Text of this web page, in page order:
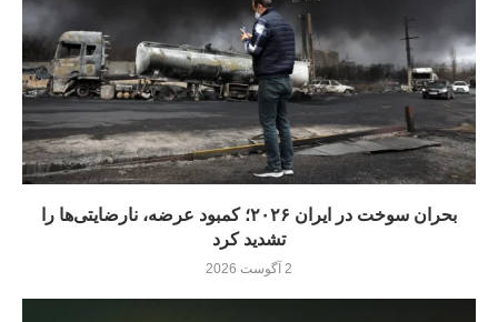
بحران سوخت در ایران ۲۰۲۶؛ کمبود عرضه، نارضایتی‌ها را
تشدید کرد
2 آگوست 2026